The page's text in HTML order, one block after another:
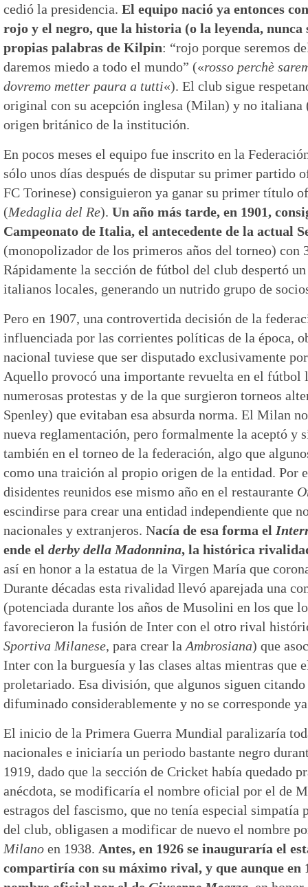
cedió la presidencia. El equipo nació ya entonces
rojo y el negro, que la historia (o la leyenda, nunca
propias palabras de Kilpin: “rojo porque seremos
daremos miedo a todo el mundo” («rosso perchè
dovremo metter paura a tutti«). El club sigue
original con su acepción inglesa (Milan) y no
origen británico de la institución.
En pocos meses el equipo fue inscrito en la
sólo unos días después de disputar su primer partido
FC Torinese) consiguieron ya ganar su primer título
(Medaglia del Re). Un año más tarde, en 1901,
Campeonato de Italia, el antecedente de la actual
(monopolizador de los primeros años del torneo)
Rápidamente la sección de fútbol del club despertó
italianos locales, generando un nutrido grupo de
Pero en 1907, una controvertida decisión de la
influenciada por las corrientes políticas de la época,
nacional tuviese que ser disputado exclusivamente
Aquello provocó una importante revuelta en el fútbol
numerosas protestas y de la que surgieron torneos
Spenley) que evitaban esa absurda norma. El Milan
nueva reglamentación, pero formalmente la aceptó y
también en el torneo de la federación, algo que
como una traición al propio origen de la entidad. Por
disidentes reunidos ese mismo año en el restaurante
escindirse para crear una entidad independiente que
nacionales y extranjeros. Nacía de esa forma el
ende el derby della Madonnina, la histórica
así en honor a la estatua de la Virgen María que
Durante décadas esta rivalidad llevó aparejada una
(potenciada durante los años de Musolini en los que
favorecieron la fusión de Inter con el otro rival
Sportiva Milanese, para crear la Ambrosiana) que
Inter con la burguesía y las clases altas mientras que
proletariado. Esa división, que algunos siguen citando
difuminado considerablemente y no se corresponde
El inicio de la Primera Guerra Mundial paralizaría
nacionales e iniciaría un periodo bastante negro
1919, dado que la sección de Cricket había quedado
anécdota, se modificaría el nombre oficial por el de
estragos del fascismo, que no tenía especial simpatía
del club, obligasen a modificar de nuevo el nombre
Milano en 1938. Antes, en 1926 se inauguraría el
compartiría con su máximo rival, y que aunque en